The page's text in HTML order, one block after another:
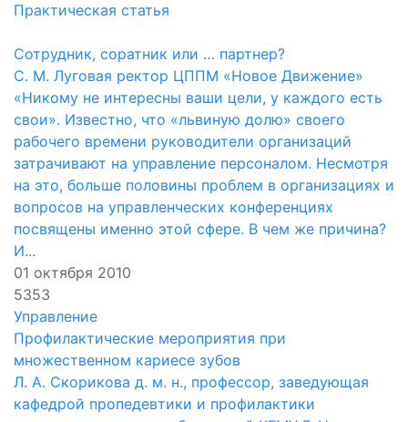
Практическая статья
Сотрудник, соратник или … партнер?
С. М. Луговая ректор ЦППМ «Новое Движение»
«Никому не интересны ваши цели, у каждого есть
свои». Известно, что «львиную долю» своего
рабочего времени руководители организаций
затрачивают на управление персоналом. Несмотря
на это, больше половины проблем в организациях и
вопросов на управленческих конференциях
посвящены именно этой сфере. В чем же причина?
И...
01 октября 2010
5353
Управление
Профилактические мероприятия при
множественном кариесе зубов
Л. А. Скорикова д. м. н., профессор, заведующая
кафедрой пропедевтики и профилактики